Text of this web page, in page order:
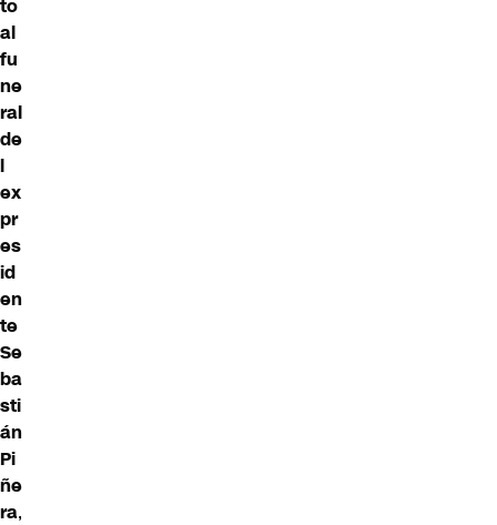
to
al
fu
ne
ral
de
l
ex
pr
es
id
en
te
Se
ba
sti
án
Pi
ñe
ra,